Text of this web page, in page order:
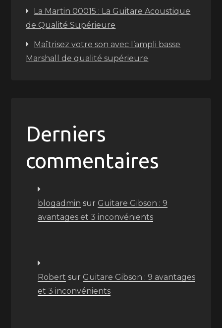
La Martin 00015 : La Guitare Acoustique
de Qualité Supérieure
Maîtrisez votre son avec l’ampli basse
Marshall de qualité supérieure
Derniers
commentaires
blogadmin sur Guitare Gibson : 9
avantages et 3 inconvénients
Robert sur Guitare Gibson : 9 avantages
et 3 inconvénients